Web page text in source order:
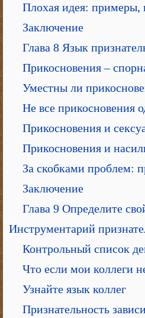
Плохая идея: примеры,
Заключение
Глава 8 Язык
Прикосновения –
Уместны ли
Не все прикосновения
Прикосновения и
Прикосновения и
За скобками проблем:
Заключение
Глава 9 Определите
Инструментарий
Контрольный список
Что если мои коллеги
Узнайте язык коллег
Признательность